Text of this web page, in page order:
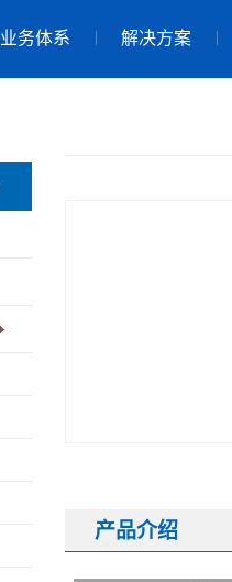
业务体系 解决方案
产品介绍